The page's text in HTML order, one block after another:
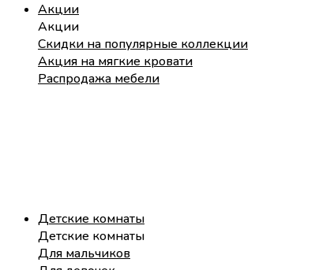
Акции
Акции
Скидки на популярные коллекции
Акция на мягкие кровати
Распродажа мебели
Детские комнаты
Детские комнаты
Для мальчиков